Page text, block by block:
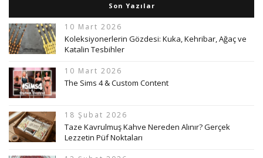
Son Yazılar
10 Mart 2026
Koleksiyonerlerin Gözdesi: Kuka, Kehribar, Ağaç ve
Katalin Tesbihler
10 Mart 2026
The Sims 4 & Custom Content
18 Şubat 2026
Taze Kavrulmuş Kahve Nereden Alınır? Gerçek
Lezzetin Püf Noktaları